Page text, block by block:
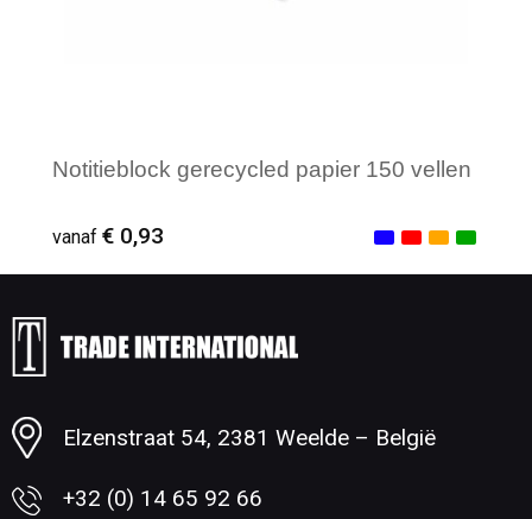
Notitieblock gerecycled papier 150 vellen
vanaf € 0,93
Minimale afname: 1
Elzenstraat 54, 2381 Weelde – België
+32 (0) 14 65 92 66